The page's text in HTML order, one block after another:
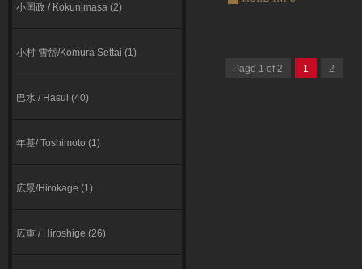
小国政 / Kokunimasa (2)
小村 雪岱/Komura Settai (1)
巴水 / Hasui (40)
年基/ Toshimoto (1)
広景/Hirokage (1)
広重 / Hiroshige (26)
Page 1 of 2 1 2